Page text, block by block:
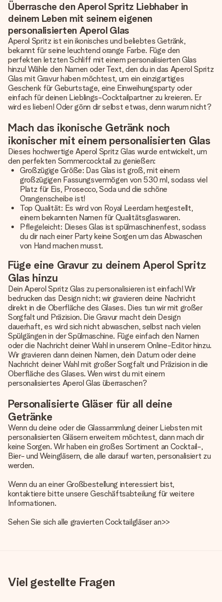
Überrasche den Aperol Spritz Liebhaber in
deinem Leben mit seinem eigenen
personalisierten Aperol Glas
Aperol Spritz ist ein ikonisches und beliebtes Getränk,
bekannt für seine leuchtend orange Farbe. Füge den
perfekten letzten Schliff mit einem personalisierten Glas
hinzu! Wähle den Namen oder Text, den du in das Aperol Spritz
Glas mit Gravur haben möchtest, um ein einzigartiges
Geschenk für Geburtstage, eine Einweihungsparty oder
einfach für deinen Lieblings-Cocktailpartner zu kreieren. Er
wird es lieben! Oder gönn dir selbst etwas, denn warum nicht?
Mach das ikonische Getränk noch
ikonischer mit einem personalisierten Glas
Dieses hochwertige Aperol Spritz Glas wurde entwickelt, um
den perfekten Sommercocktail zu genießen:
Großzügige Größe: Das Glas ist groß, mit einem
großzügigen Fassungsvermögen von 530 ml, sodass viel
Platz für Eis, Prosecco, Soda und die schöne
Orangenscheibe ist!
Top Qualität: Es wird von Royal Leerdam hergestellt,
einem bekannten Namen für Qualitätsglaswaren.
Pflegeleicht: Dieses Glas ist spülmaschinenfest, sodass
du dir nach einer Party keine Sorgen um das Abwaschen
von Hand machen musst.
Füge eine Gravur zu deinem Aperol Spritz
Glas hinzu
Dein Aperol Spritz Glas zu personalisieren ist einfach! Wir
bedrucken das Design nicht; wir gravieren deine Nachricht
direkt in die Oberfläche des Glases. Dies tun wir mit großer
Sorgfalt und Präzision. Die Gravur macht dein Design
dauerhaft, es wird sich nicht abwaschen, selbst nach vielen
Spülgängen in der Spülmaschine. Füge einfach den Namen
oder die Nachricht deiner Wahl in unserem Online-Editor hinzu.
Wir gravieren dann deinen Namen, dein Datum oder deine
Nachricht deiner Wahl mit großer Sorgfalt und Präzision in die
Oberfläche des Glases. Wen wirst du mit einem
personalisiertes Aperol Glas überraschen?
Personalisierte Gläser für all deine
Getränke
Wenn du deine oder die Glassammlung deiner Liebsten mit
personalisierten Gläsern erweitern möchtest, dann mach dir
keine Sorgen. Wir haben ein großes Sortiment an Cocktail-,
Bier- und Weingläsern, die alle darauf warten, personalisiert zu
werden.
Wenn du an einer Großbestellung interessiert bist,
kontaktiere bitte unsere Geschäftsabteilung für weitere
Informationen.
Sehen Sie sich alle gravierten Cocktailgläser an>>
Viel gestellte Fragen